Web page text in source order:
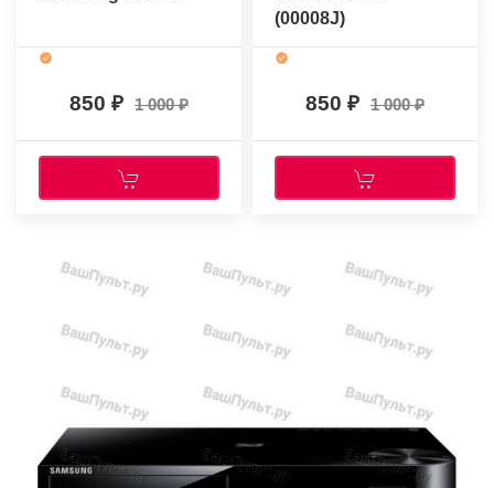
850 1 000
(00008J)
(оригинальный)
850 1 000